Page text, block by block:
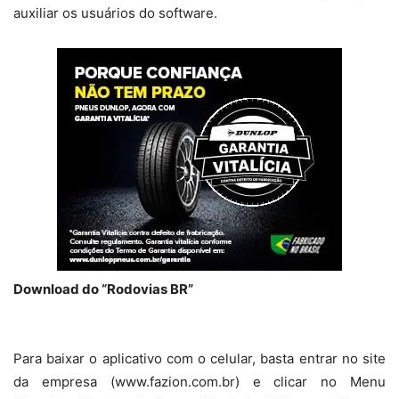
auxiliar os usuários do software.
Download do “Rodovias BR”
Para baixar o aplicativo com o celular, basta entrar no site
da empresa (www.fazion.com.br) e clicar no Menu